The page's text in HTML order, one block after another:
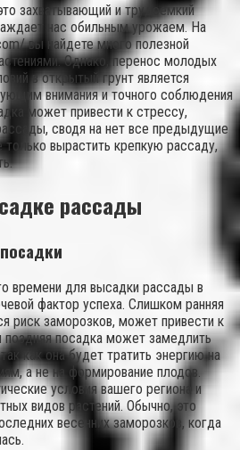
захватывающий и трудоемкий
нас обильным урожаем. На
вы найдете много полезной
Однако, перенос молодых
в открытый грунт является
внимания и точного соблюдения
может привести к стрессу,
сводя на нет все предыдущие
вырастить крепкую рассаду,
рассады
времени для высадки рассады в
фактор успеха. Слишком ранняя
риск заморозков, может привести к
поздняя посадка может замедлить
как она будет тратить энергию на
а не на формирование плодов.
условия вашего региона и
видов растений. Обычно, это
весенних заморозков, когда